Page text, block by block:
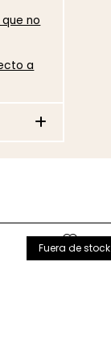
no
a
Fuera de stock
favorite